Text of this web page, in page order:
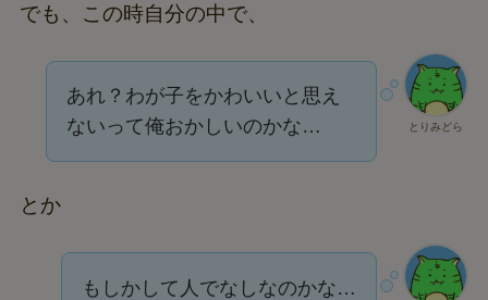
でも、この時自分の中で、
とりみどら
あれ？わが子をかわいいと思え
ないって俺おかしいのかな…
とか
もしかして人でなしなのかな…